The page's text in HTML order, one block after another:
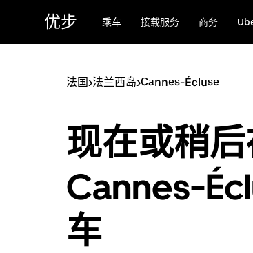
优步 乘车 接载服务 商务
法国>法兰西岛>Cannes-Écluse
现在或稍
Cannes-
车